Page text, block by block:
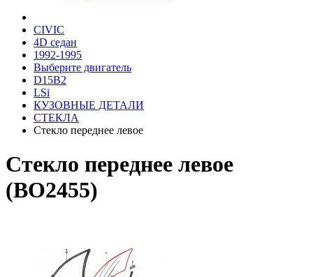
CIVIC
4D седан
1992-1995
Выберите двигатель
D15B2
LSi
КУЗОВНЫЕ ДЕТАЛИ
СТЕКЛА
Стекло переднее левое
Стекло переднее левое
(BO2455)